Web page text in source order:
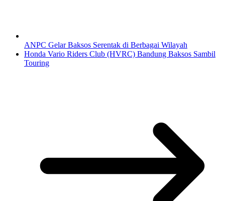
ANPC Gelar Baksos Serentak di Berbagai Wilayah
Honda Vario Riders Club (HVRC) Bandung Baksos Sambil
Touring